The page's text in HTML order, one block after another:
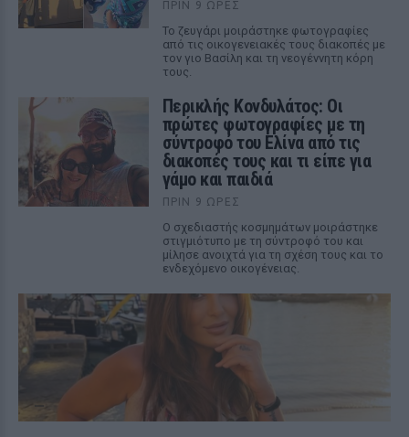
ΠΡΙΝ 9 ΏΡΕΣ
Το ζευγάρι μοιράστηκε φωτογραφίες
από τις οικογενειακές τους διακοπές με
τον γιο Βασίλη και τη νεογέννητη κόρη
τους.
Περικλής Κονδυλάτος: Οι
πρώτες φωτογραφίες με τη
σύντροφό του Ελίνα από τις
διακοπές τους και τι είπε για
γάμο και παιδιά
ΠΡΙΝ 9 ΏΡΕΣ
Ο σχεδιαστής κοσμημάτων μοιράστηκε
στιγμιότυπο με τη σύντροφό του και
μίλησε ανοιχτά για τη σχέση τους και το
ενδεχόμενο οικογένειας.